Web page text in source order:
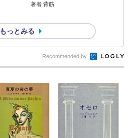
著者 背筋
もっとみる
Recommended by